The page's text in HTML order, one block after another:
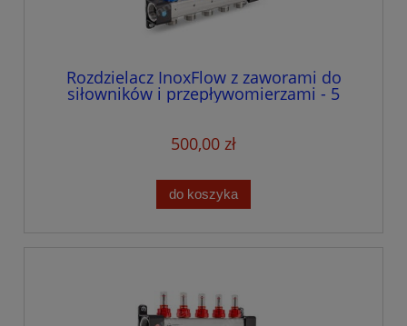
Rozdzielacz InoxFlow z zaworami do
siłowników i przepływomierzami - 5
obwodów
500,00 zł
do koszyka